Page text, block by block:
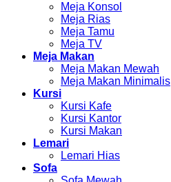
Meja Konsol
Meja Rias
Meja Tamu
Meja TV
Meja Makan
Meja Makan Mewah
Meja Makan Minimalis
Kursi
Kursi Kafe
Kursi Kantor
Kursi Makan
Lemari
Lemari Hias
Sofa